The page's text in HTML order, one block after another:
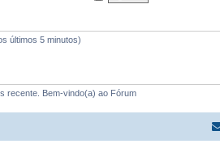
últimos 5 minutos)
recente. Bem-vindo(a) ao Fórum